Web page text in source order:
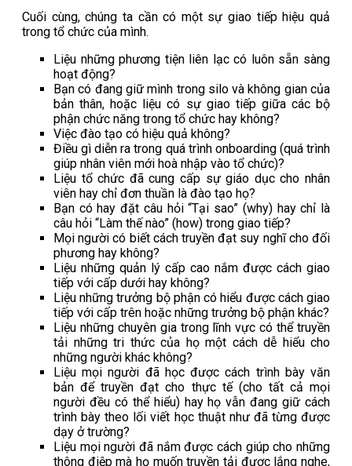
Cuối cùng, chúng ta cần có một sự giao tiếp hiệu quả
trong tổ chức của mình.
Liệu những phương tiện liên lạc có luôn sẵn sàng
hoạt động?
Bạn có đang giữ mình trong silo và không gian của
bản thân, hoặc liệu có sự giao tiếp giữa các bộ
phận chức năng trong tổ chức hay không?
Việc đào tạo có hiệu quả không?
Điều gì diễn ra trong quá trình onboarding (quá trình
giúp nhân viên mới hoà nhập vào tổ chức)?
Liệu tổ chức đã cung cấp sự giáo dục cho nhân
viên hay chỉ đơn thuần là đào tạo họ?
Bạn có hay đặt câu hỏi “Tại sao” (why) hay chỉ là
câu hỏi “Làm thế nào” (how) trong giao tiếp?
Mọi người có biết cách truyền đạt suy nghĩ cho đối
phương hay không?
Liệu những quản lý cấp cao nắm được cách giao
tiếp với cấp dưới hay không?
Liệu những trưởng bộ phận có hiểu được cách giao
tiếp với cấp trên hoặc những trưởng bộ phận khác?
Liệu những chuyên gia trong lĩnh vực có thể truyền
tải những tri thức của họ một cách dễ hiểu cho
những người khác không?
Liệu mọi người đã học được cách trình bày văn
bản để truyền đạt cho thực tế (cho tất cả mọi
người đều có thể hiểu) hay họ vẫn đang giữ cách
trình bày theo lối viết học thuật như đã từng được
dạy ở trường?
Liệu mọi người đã nắm được cách giúp cho những
thông điệp mà họ muốn truyền tải được lắng nghe,